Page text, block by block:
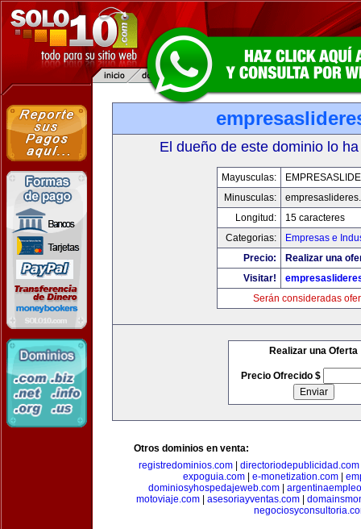
El dueño de este dominio lo
Mayusculas:
Minusculas:
Longitud:
15 caracteres
Categorias:
Empresas e
Precio:
Realizar una
Visitar!
Serán consideradas
Realizar una Oferta
Precio Ofrecido $
Otros dominios en venta:
registredominios.com| directoriodepublicidad.com
expoguia.com| e-monetization.com|
dominiosyhospedajeweb.com
motoviaje.com
asesoriayventas.com